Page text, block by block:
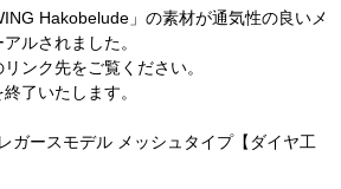
Hakobelude」の素材が通気性の良いメ
ルされました。
ンク先をご覧ください。
了いたします。
ガースモデル メッシュタイプ【ダイヤ工